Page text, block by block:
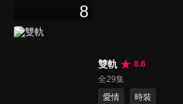
8
雙軌
8.6
全29集
愛情
時裝